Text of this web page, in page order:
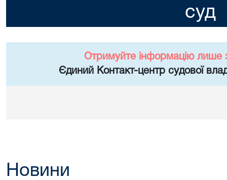
суд
Отримуйте інформацію лише
Єдиний Контакт-центр судової
Новини